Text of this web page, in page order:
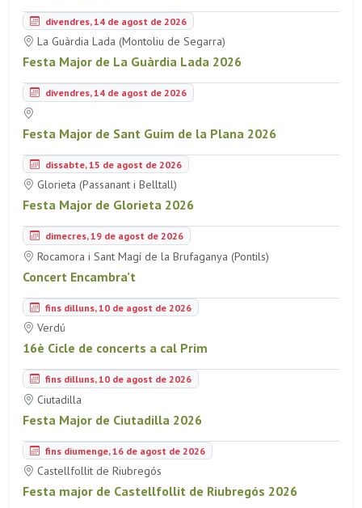
divendres, 14 de agost de 2026
La Guàrdia Lada (Montoliu de Segarra)
Festa Major de La Guàrdia Lada 2026
divendres, 14 de agost de 2026
Festa Major de Sant Guim de la Plana 2026
dissabte, 15 de agost de 2026
Glorieta (Passanant i Belltall)
Festa Major de Glorieta 2026
dimecres, 19 de agost de 2026
Rocamora i Sant Magí de la Brufaganya (Pontils)
Concert Encambra’t
fins dilluns, 10 de agost de 2026
Verdú
16è Cicle de concerts a cal Prim
fins dilluns, 10 de agost de 2026
Ciutadilla
Festa Major de Ciutadilla 2026
fins diumenge, 16 de agost de 2026
Castellfollit de Riubregós
Festa major de Castellfollit de Riubregós 2026